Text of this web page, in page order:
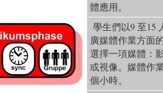
體應用。
學生們以9 至15
廣媒體作業方面
選擇一項媒體：
或視像。媒體作
個小時。